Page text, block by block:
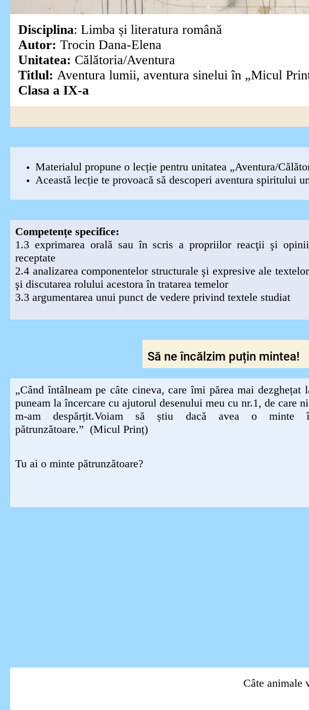
Disciplina: Limba și literatura română
Autor: Trocin Dana-Elena
Unitatea: Călătoria/Aventura
Titlul: Aventura lumii, aventura sinelui în „Micul
Clasa a IX-a
Materialul propune o lecție pentru unitatea „Aventura/
Această lecție te provoacă să descoperi aventura spiritului
Competențe specifice:
1.3 exprimarea orală sau în scris a propriilor reacţii şi
receptate
2.4 analizarea componentelor structurale şi expresive ale
şi discutarea rolului acestora în tratarea temelor
3.3 argumentarea unui punct de vedere privind textele studiat
Să ne încălzim puțin mintea!
„Când întâlneam pe câte cineva, care îmi părea mai dezghețat
puneam la încercare cu ajutorul desenului meu cu nr.1, de care
m-am despărțit.Voiam să știu dacă avea o minte
pătrunzătoare.” (Micul Prinț)
Tu ai o minte pătrunzătoare?
Câte animale